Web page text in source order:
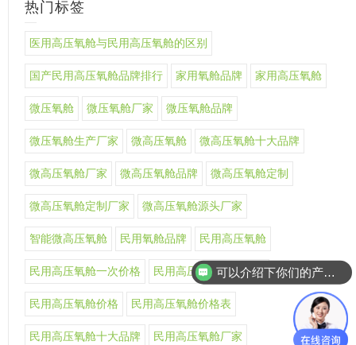
热门标签
医用高压氧舱与民用高压氧舱的区别
国产民用高压氧舱品牌排行 家用氧舱品牌 家用高压氧舱
微压氧舱 微压氧舱厂家 微压氧舱品牌
微压氧舱生产厂家 微高压氧舱 微高压氧舱十大品牌
微高压氧舱厂家 微高压氧舱品牌 微高压氧舱定制
微高压氧舱定制厂家 微高压氧舱源头厂家
智能微高压氧舱 民用氧舱品牌 民用高压氧舱
民用高压氧舱一次价格 民用高压氧舱上市公司
民用高压氧舱价格 民用高压氧舱价格表
民用高压氧舱十大品牌 民用高压氧舱厂家
可以介绍下你们的产品么